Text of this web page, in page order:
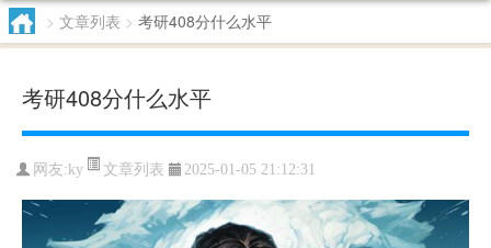
> 文章列表 > 考研408分什么水平
考研408分什么水平
网友: ky 文章列表 2025-01-05 21:12:31